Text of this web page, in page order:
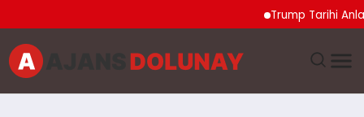
Trump Tarihi Anlaşma